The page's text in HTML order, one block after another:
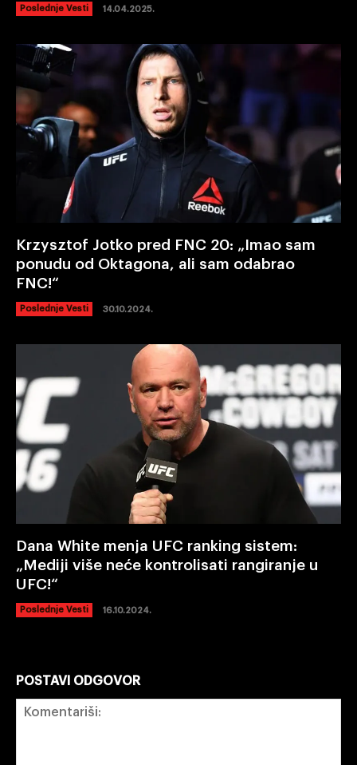
Poslednje Vesti 14.04.2025.
Krzysztof Jotko pred FNC 20: „Imao sam
ponudu od Oktagona, ali sam odabrao
FNC!“
Poslednje Vesti 30.10.2024.
Dana White menja UFC ranking sistem:
„Mediji više neće kontrolisati rangiranje u
UFC!“
Poslednje Vesti 16.10.2024.
POSTAVI ODGOVOR